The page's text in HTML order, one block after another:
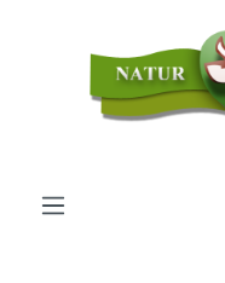
Zum Hauptinhalt